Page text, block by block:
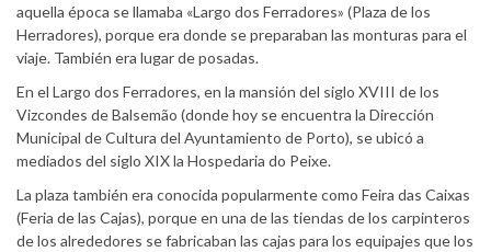
aquella época se llamaba «Largo dos Ferradores» (Plaza de los
Herradores), porque era donde se preparaban las monturas para el
viaje. También era lugar de posadas.
En el Largo dos Ferradores, en la mansión del siglo XVIII de los
Vizcondes de Balsemão (donde hoy se encuentra la Dirección
Municipal de Cultura del Ayuntamiento de Porto), se ubicó a
mediados del siglo XIX la Hospedaria do Peixe.
La plaza también era conocida popularmente como Feira das Caixas
(Feria de las Cajas), porque en una de las tiendas de los carpinteros
de los alrededores se fabricaban las cajas para los equipajes que los